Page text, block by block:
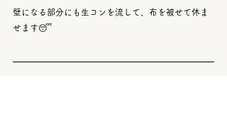
壁になる部分にも生コンを流して、布を被せて休ま
せます😴